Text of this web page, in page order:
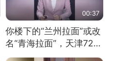
00:37
你楼下的“兰州拉面”或改
名“青海拉面”，天津72家
面馆已集体更换招牌